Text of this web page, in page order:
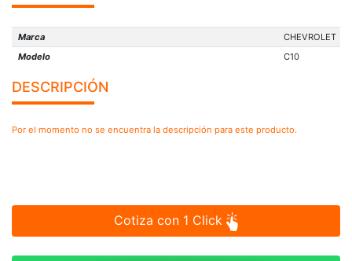
Marca
CHEVROLET
Modelo
C10
DESCRIPCIÓN
Por el momento no se encuentra la descripción para este producto.
Cotiza con 1 Click